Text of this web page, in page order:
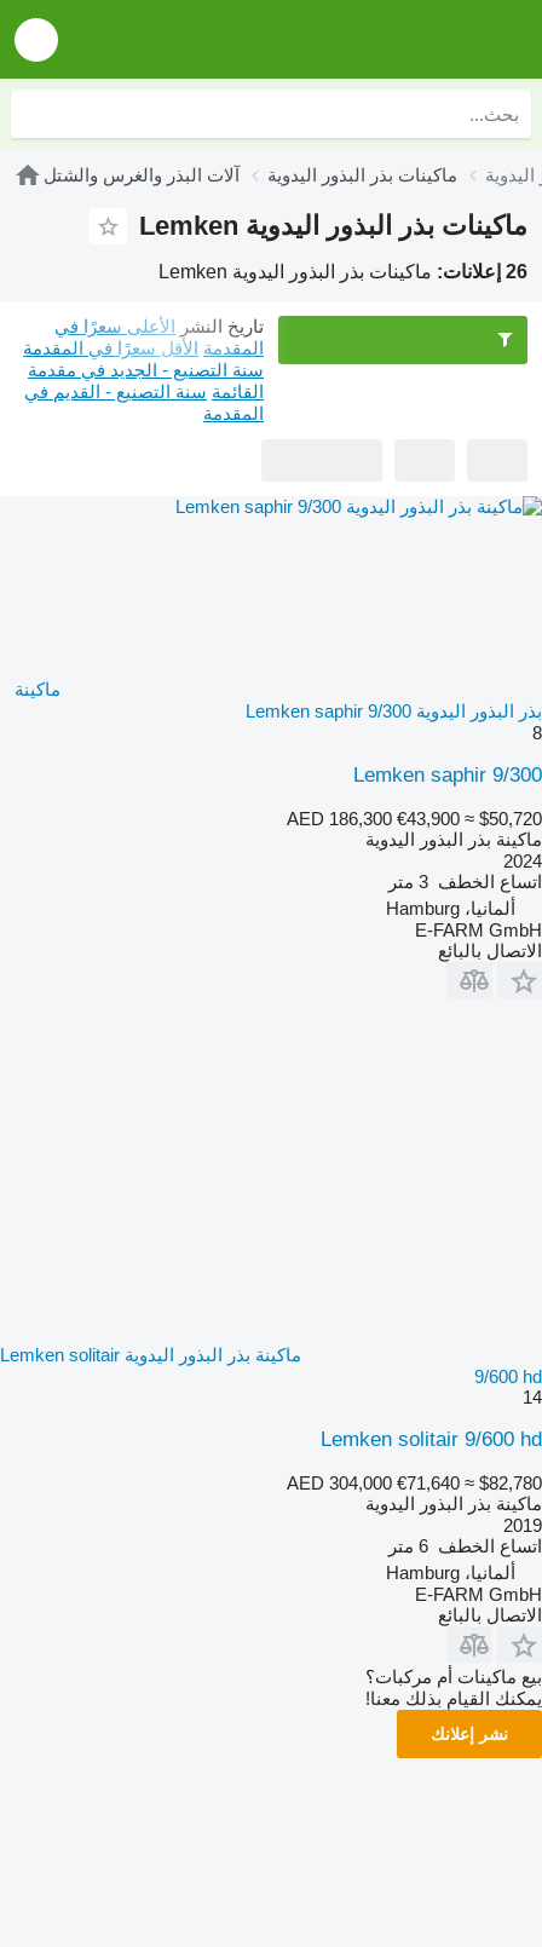
آلات البذر والغرس والشتل ماكينات بذر البذور اليدوية
ماكينات بذر البذور اليدوية Lemken
26 إعلانات: ماكينات بذر البذور اليدوية Lemken
تاريخ النشر الأعلى سعرًا في
المقدمة الأقل سعرًا في المقدمة
سنة التصنيع - الجديد في مقدمة
القائمة سنة التصنيع - القديم في
المقدمة
ماكينة
بذر البذور اليدوية Lemken saphir 9/300
8
Lemken saphir 9/300
AED 186,300 €43,900 ≈ $50,720
ماكينة بذر البذور اليدوية
2024
اتساع الخطف 3 متر
ألمانيا، Hamburg
E-FARM GmbH
الاتصال بالبائع
ماكينة بذر البذور اليدوية Lemken solitair
9/600 hd
14
Lemken solitair 9/600 hd
AED 304,000 €71,640 ≈ $82,780
ماكينة بذر البذور اليدوية
2019
اتساع الخطف 6 متر
ألمانيا، Hamburg
E-FARM GmbH
الاتصال بالبائع
بيع ماكينات أم مركبات؟
يمكنك القيام بذلك معنا!
نشر إعلانك